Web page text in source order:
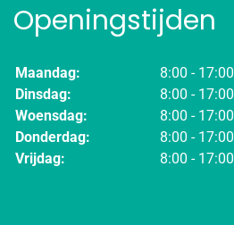
Openingstijden
Maandag:
8:00 - 17:00
Dinsdag:
8:00 - 17:00
Woensdag:
8:00 - 17:00
Donderdag:
8:00 - 17:00
Vrijdag:
8:00 - 17:00